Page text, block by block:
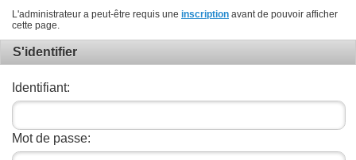
L'administrateur a peut-être requis une inscription avant de pouvoir afficher
cette page.
S'identifier
Identifiant:
Mot de passe: